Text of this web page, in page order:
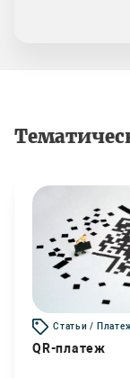
Статьи /
QR-платеж